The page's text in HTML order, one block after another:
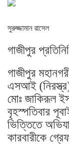
সুরুজ্জামান রাসেল
গাজীপুর
গাজীপুর
এসআই
মোঃ জাকিরূল
বৃহস্পতিবার
ভিত্তিতে
কারবারীকে